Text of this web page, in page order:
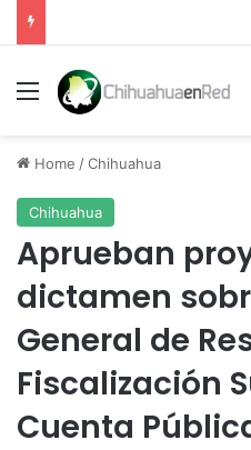
Menu
Home /Chihuahua
Chihuahua
Aprueban
dictamen
General de
Fiscalización
Cuenta